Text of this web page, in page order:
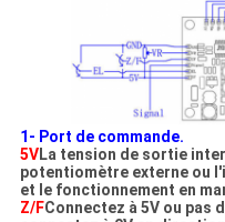
1- Port de commande.
5VLa tension de sortie
potentiomètre externe ou
et le fonctionnement en
Z/FConnectez à 5V ou pas